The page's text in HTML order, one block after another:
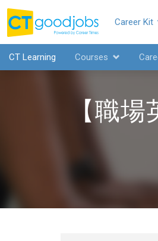
CTgoodjobs
Career Kit
CT Learning Courses
【職